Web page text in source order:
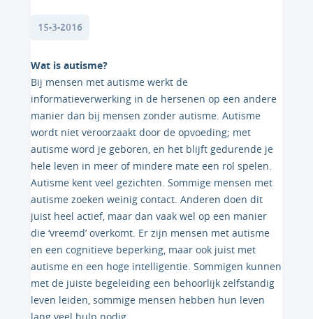
15-3-2016
Wat is autisme?
Bij mensen met autisme werkt de
informatieverwerking in de hersenen op een andere
manier dan bij mensen zonder autisme. Autisme
wordt niet veroorzaakt door de opvoeding; met
autisme word je geboren, en het blijft gedurende je
hele leven in meer of mindere mate een rol spelen.
Autisme kent veel gezichten. Sommige mensen met
autisme zoeken weinig contact. Anderen doen dit
juist heel actief, maar dan vaak wel op een manier
die ‘vreemd’ overkomt. Er zijn mensen met autisme
en een cognitieve beperking, maar ook juist met
autisme en een hoge intelligentie. Sommigen kunnen
met de juiste begeleiding een behoorlijk zelfstandig
leven leiden, sommige mensen hebben hun leven